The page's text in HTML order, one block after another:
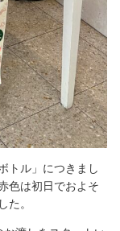
トル」につきまし
色は初日でおよそ
た。